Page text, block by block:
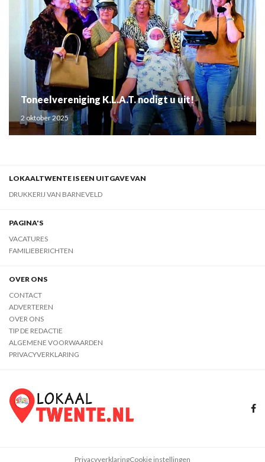
Toneelvereniging K.L.A.T. nodigt u uit!
2 oktober 2025
LOKAALTWENTE IS EEN UITGAVE VAN
DRUKKERIJ VAN BARNEVELD
PAGINA'S
VACATURES
FAMILIEBERICHTEN
OVER ONS
CONTACT
ADVERTEREN
OVER ONS
TIP DE REDACTIE
ALGEMENE VOORWAARDEN
PRIVACYVERKLARING
PrivacyverklaringCookie instellingen